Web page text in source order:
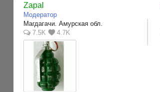
Zapal
Модератор
Магдагачи. Амурская обл.
7.5K
4.7K